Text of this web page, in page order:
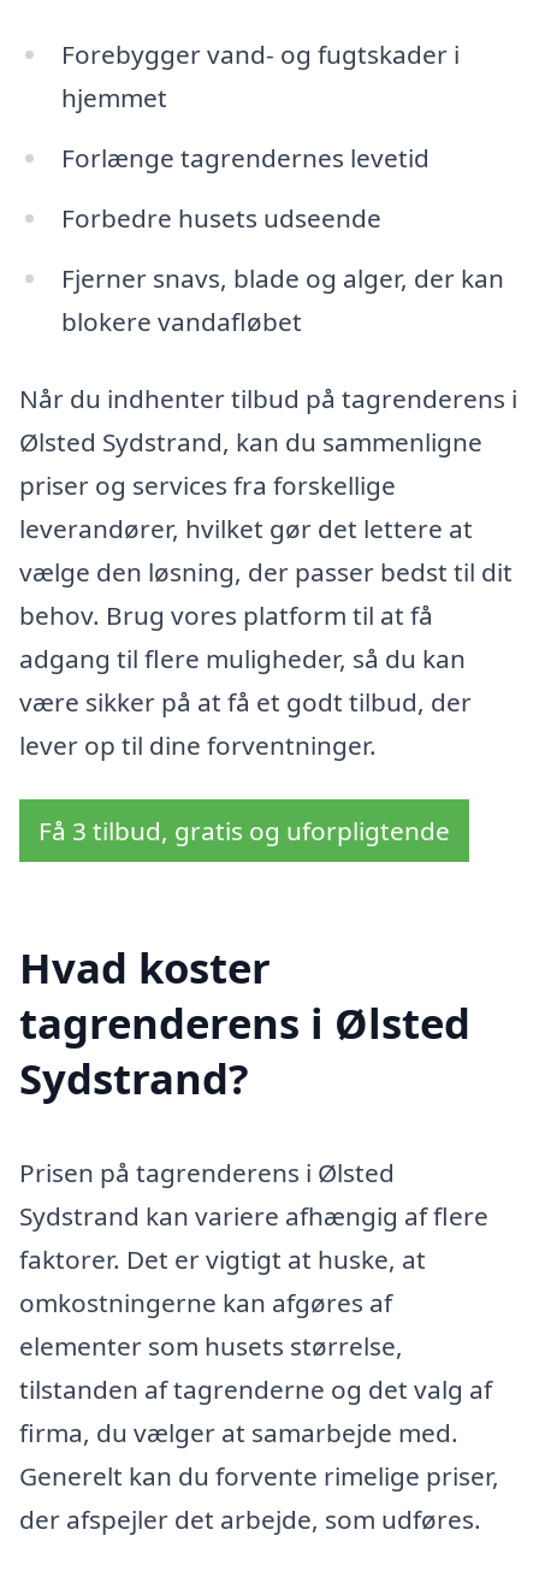
Forebygger vand- og fugtskader i
hjemmet
Forlænge tagrendernes levetid
Forbedre husets udseende
Fjerner snavs, blade og alger, der kan
blokere vandafløbet
Når du indhenter tilbud på tagrenderens i
Ølsted Sydstrand, kan du sammenligne
priser og services fra forskellige
leverandører, hvilket gør det lettere at
vælge den løsning, der passer bedst til dit
behov. Brug vores platform til at få
adgang til flere muligheder, så du kan
være sikker på at få et godt tilbud, der
lever op til dine forventninger.
Få 3 tilbud, gratis og uforpligtende
Hvad koster
tagrenderens i Ølsted
Sydstrand?
Prisen på tagrenderens i Ølsted
Sydstrand kan variere afhængig af flere
faktorer. Det er vigtigt at huske, at
omkostningerne kan afgøres af
elementer som husets størrelse,
tilstanden af tagrenderne og det valg af
firma, du vælger at samarbejde med.
Generelt kan du forvente rimelige priser,
der afspejler det arbejde, som udføres.